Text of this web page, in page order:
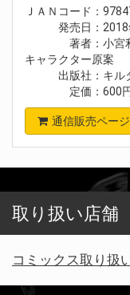
ＪＡＮコード：
発売日：2018
著者：小宮利公
キャラクター原案
出版社：キルタ
定価：600円
通信販売ページ
取り扱い店舗
コミックス取り扱